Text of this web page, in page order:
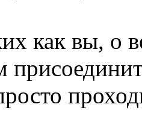
как вы, о